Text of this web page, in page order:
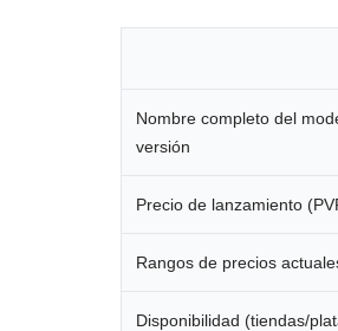
Nombre completo del
versión
Precio de lanzamiento
Rangos de precios
Disponibilidad (tiendas/